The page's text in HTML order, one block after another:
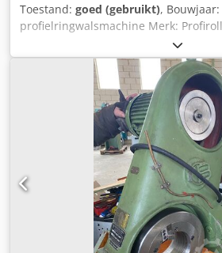
Toestand: goed (gebruikt), Bouwjaar:
profielringwalsmachine Merk:
URWA 250 Bouwjaar: 2008
Besturing: SINUMERIK 840 D
werkstukdiameter: 250 mm
Spindeldiameter: 110 mm
Aandrijfvermogen: 110 kW Doorn
Lengte: 2600 mm Breedte: 2600 mm
Dkedpfxjyurx To Acqer Gewicht: 12,5
Centrale smering Traploze
meetsysteem Lineaire
de doorn Beheer van procesdata
Toevoerunit: 130–190 mm /B 46–80
mm Meetkop Afzonderlijke koelunit
instelhulp Procesvisualisatie